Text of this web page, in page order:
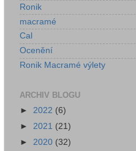
Ronik
macramé
Cal
Ocenění
Ronik Macramé výlety
ARCHIV BLOGU
► 2022 (6)
► 2021 (21)
► 2020 (32)